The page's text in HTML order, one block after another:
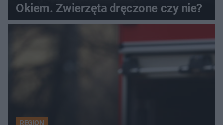
Okiem. Zwierzęta dręczone czy nie?
REGION